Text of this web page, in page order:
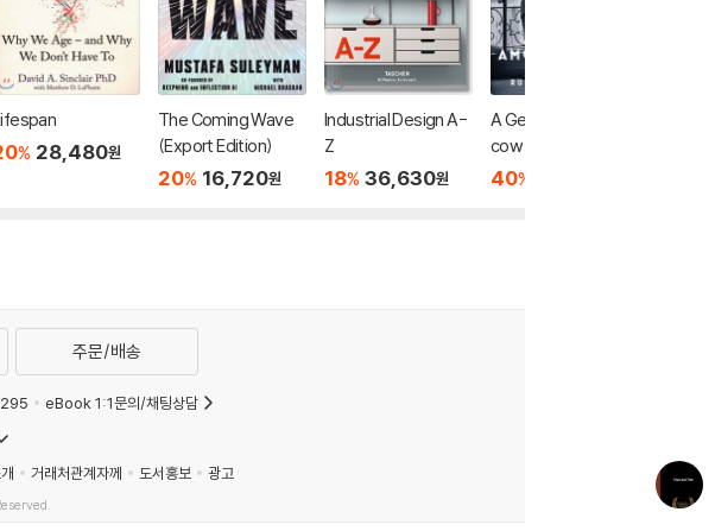
% 28,480원
The Coming Wave
(Export Edition)
20% 16,720원
Industrial Design A-
Z
18% 36,630원
A Gentleman in Mos
cow 파라마운트+ 드
라마 「모스크바의 신
40%
주문/배송
eBook 1:1문의/채팅상담
거래처관계자께 도서홍보 광고